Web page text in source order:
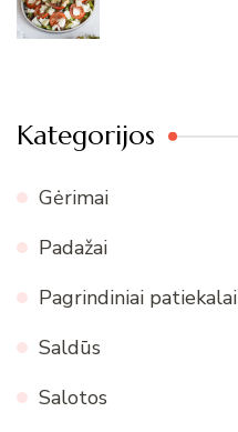
Kategorijos
Gėrimai
Padažai
Pagrindiniai patiekalai
Saldūs
Salotos